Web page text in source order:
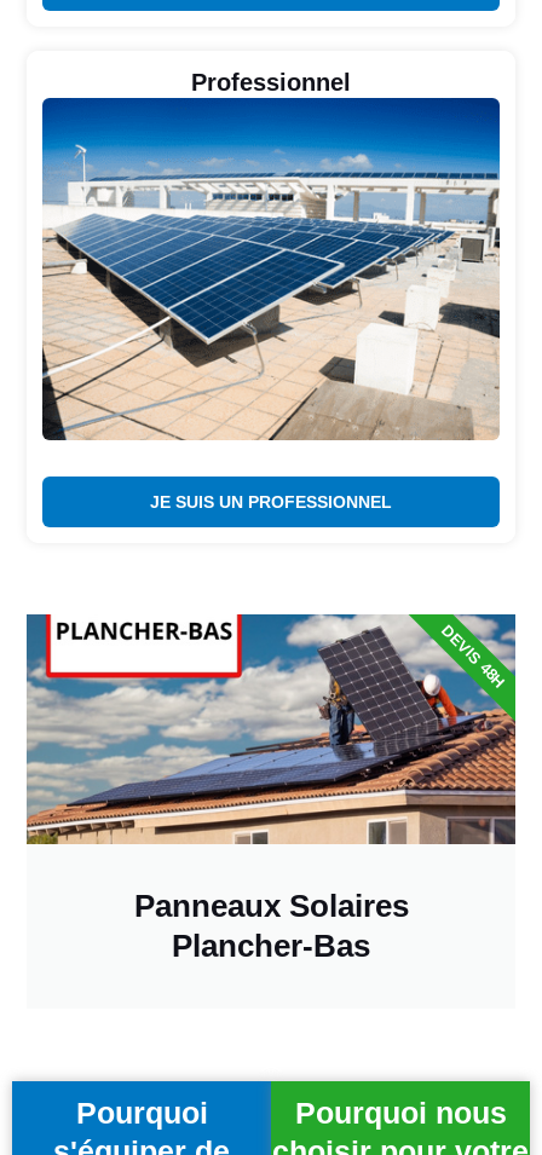
Professionnel
JE SUIS UN PROFESSIONNEL
Panneaux Solaires
Plancher-Bas
DEVIS 48H
Pourquoi
Pourquoi nous